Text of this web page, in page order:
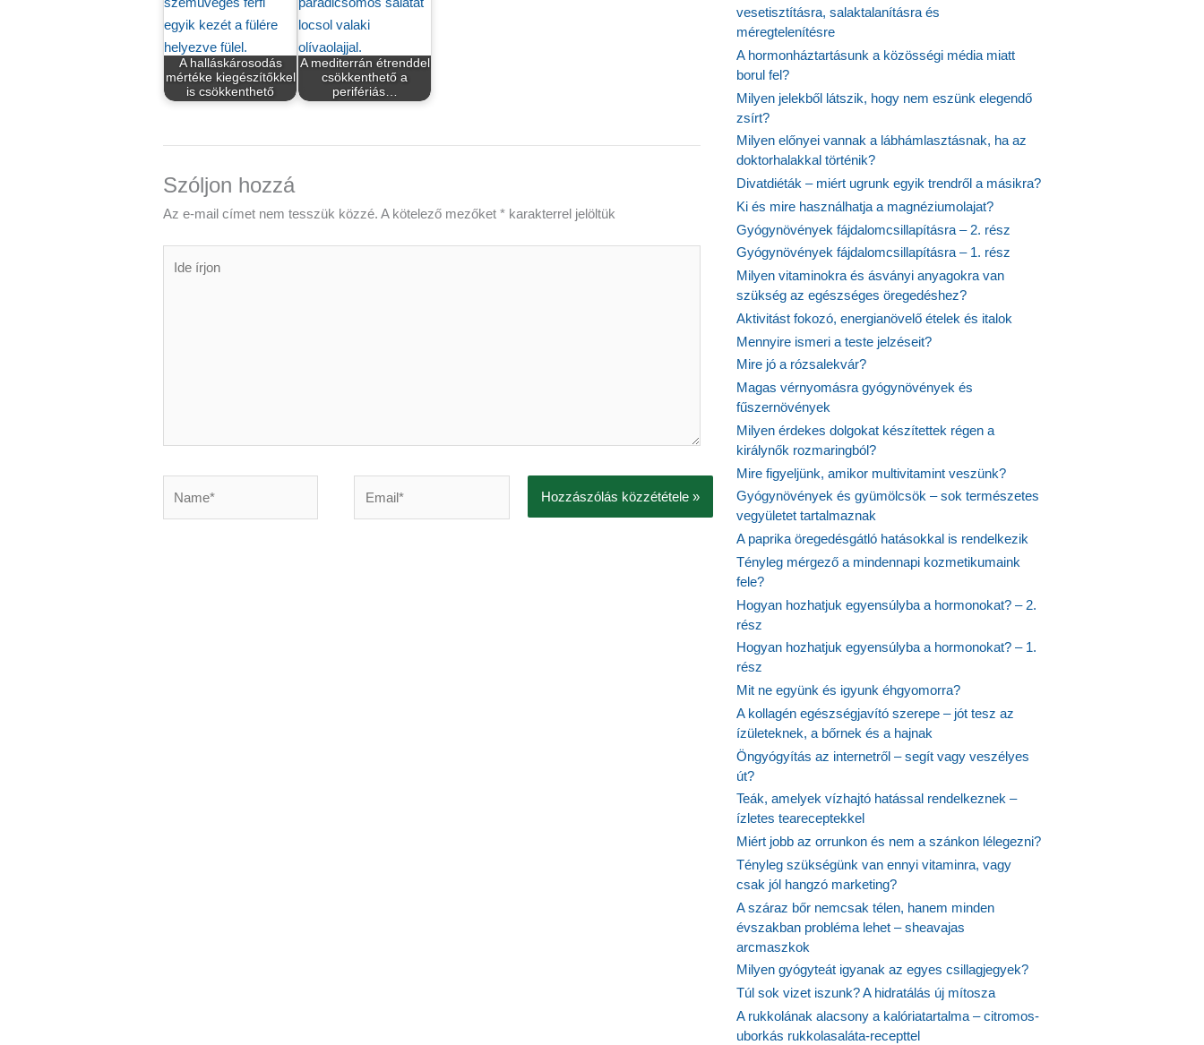
A halláskárosodás
mértéke kiegészítőkkel
is csökkenthető
A mediterrán étrenddel
csökkenthető a
perifériás…
Szóljon hozzá
Az e-mail címet nem tesszük közzé. A kötelező mezőket * karakterrel jelöltük
vesetisztításra, salaktalanításra és
méregtelenítésre
A hormonháztartásunk a közösségi média miatt
borul fel?
Milyen jelekből látszik, hogy nem eszünk elegendő
zsírt?
Milyen előnyei vannak a lábhámlasztásnak, ha az
doktorhalakkal történik?
Divatdiéták – miért ugrunk egyik trendről a másikra?
Ki és mire használhatja a magnéziumolajat?
Gyógynövények fájdalomcsillapításra – 2. rész
Gyógynövények fájdalomcsillapításra – 1. rész
Milyen vitaminokra és ásványi anyagokra van
szükség az egészséges öregedéshez?
Aktivitást fokozó, energianövelő ételek és italok
Mennyire ismeri a teste jelzéseit?
Mire jó a rózsalekvár?
Magas vérnyomásra gyógynövények és
fűszernövények
Milyen érdekes dolgokat készítettek régen a
királynők rozmaringból?
Mire figyeljünk, amikor multivitamint veszünk?
Gyógynövények és gyümölcsök – sok természetes
vegyületet tartalmaznak
A paprika öregedésgátló hatásokkal is rendelkezik
Tényleg mérgező a mindennapi kozmetikumaink
fele?
Hogyan hozhatjuk egyensúlyba a hormonokat? – 2.
rész
Hogyan hozhatjuk egyensúlyba a hormonokat? – 1.
rész
Mit ne együnk és igyunk éhgyomorra?
A kollagén egészségjavító szerepe – jót tesz az
ízületeknek, a bőrnek és a hajnak
Öngyógyítás az internetről – segít vagy veszélyes
út?
Teák, amelyek vízhajtó hatással rendelkeznek –
ízletes teareceptekkel
Miért jobb az orrunkon és nem a szánkon lélegezni?
Tényleg szükségünk van ennyi vitaminra, vagy
csak jól hangzó marketing?
A száraz bőr nemcsak télen, hanem minden
évszakban probléma lehet – sheavajas
arcmaszkok
Milyen gyógyteát igyanak az egyes csillagjegyek?
Túl sok vizet iszunk? A hidratálás új mítosza
A rukkolának alacsony a kalóriatartalma – citromos-
uborkás rukkolasaláta-recepttel